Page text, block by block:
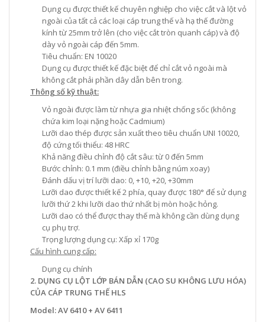
Dụng cụ được thiết kế chuyên nghiệp cho việc cắt và lột vỏ
ngoài của tất cả các loại cáp trung thế và hạ thế đường
kính từ 25mm trở lên (cho việc cắt tròn quanh cáp) và độ
dày vỏ ngoài cáp đến 5mm.
Tiêu chuẩn: EN 10020
Dụng cụ được thiết kế đặc biệt để chỉ cắt vỏ ngoài mà
không cắt phải phần dây dẫn bên trong.
Thông số kỹ thuật:
Vỏ ngoài được làm từ nhựa gia nhiệt chống sốc (không
chứa kim loại nặng hoặc Cadmium)
Lưỡi dao thép được sản xuất theo tiêu chuẩn UNI 10020,
độ cứng tối thiểu: 48 HRC
Khả năng điều chỉnh độ cắt sâu: từ 0 đến 5mm
Bước chỉnh: 0.1 mm (điều chỉnh bằng núm xoay)
Đánh dấu vị trí lưỡi dao: 0, +10, +20, +30mm
Lưỡi dao được thiết kế 2 phía, quay được 180° để sử dụng
lưỡi thứ 2 khi lưỡi dao thứ nhất bị mòn hoặc hỏng.
Lưỡi dao có thể được thay thế mà không cần dùng dụng
cụ phụ trợ.
Trọng lượng dụng cụ: Xấp xỉ 170g
Cấu hình cung cấp:
Dụng cụ chính
2. DỤNG CỤ LỘT LỚP BÁN DẪN (CAO SU KHÔNG LƯU HÓA)
CỦA CÁP TRUNG THẾ HLS
Model: AV 6410 + AV 6411